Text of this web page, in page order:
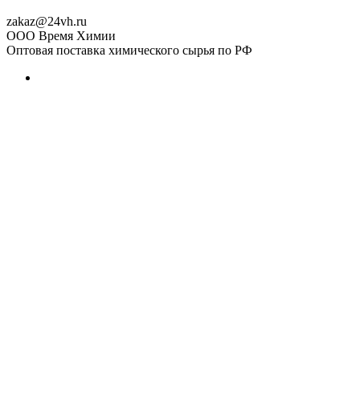
zakaz@24vh.ru
ООО Время Химии
Оптовая поставка химического сырья по РФ